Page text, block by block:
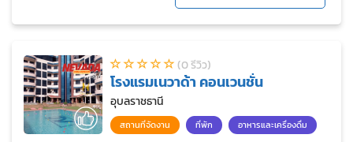
(0 รีวิว)
โรงแรมเนวาด้า คอนเวนชั่น
อุบลราชธานี
สถานที่จัดงาน ที่พัก อาหารและเครื่องดื่ม